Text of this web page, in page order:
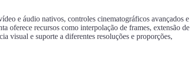
e áudio nativos, controles cinematográficos avançados e
oferece recursos como interpolação de frames, extensão de
visual e suporte a diferentes resoluções e proporções,